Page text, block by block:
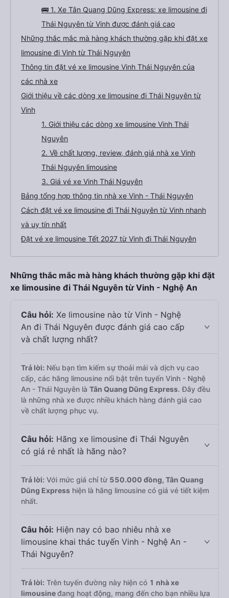
🚌 1. Xe Tân Quang Dũng Express: xe limousine đi
Thái Nguyên từ Vinh được đánh giá cao
Những thắc mắc mà hàng khách thường gặp khi đặt xe
limousine đi Vinh từ Thái Nguyên
Thông tin đặt vé xe limousine Vinh Thái Nguyên của
các nhà xe
Giới thiệu về các dòng xe limousine đi Thái Nguyên từ
Vinh
1. Giới thiệu các dòng xe limousine Vinh Thái
Nguyên
2. Về chất lượng, review, đánh giá nhà xe Vinh
Thái Nguyên limousine
3. Giá vé xe Vinh Thái Nguyên
Bảng tổng hợp thông tin nhà xe Vinh - Thái Nguyên
Cách đặt vé xe limousine đi Thái Nguyên từ Vinh nhanh
và uy tín nhất
Đặt vé xe limousine Tết 2027 từ Vinh đi Thái Nguyên
Những thắc mắc mà hàng khách thường gặp khi đặt
xe limousine đi Thái Nguyên từ Vinh - Nghệ An
Câu hỏi: Xe limousine nào từ Vinh - Nghệ
An đi Thái Nguyên được đánh giá cao cấp
và chất lượng nhất?
Trả lời: Nếu bạn tìm kiếm sự thoải mái và dịch vụ cao
cấp, các hãng limousine nổi bật trên tuyến Vinh - Nghệ
An - Thái Nguyên là Tân Quang Dũng Express. Đây đều
là những nhà xe được nhiều khách hàng đánh giá cao
về chất lượng phục vụ.
Câu hỏi: Hãng xe limousine đi Thái Nguyên
có giá rẻ nhất là hãng nào?
Trả lời: Với mức giá chỉ từ 550.000 đồng, Tân Quang
Dũng Express hiện là hãng limousine có giá vé tiết kiệm
nhất.
Câu hỏi: Hiện nay có bao nhiêu nhà xe
limousine khai thác tuyến Vinh - Nghệ An -
Thái Nguyên?
Trả lời: Trên tuyến đường này hiện có 1 nhà xe
limousineđang hoạt động, mang đến cho bạn nhiều lựa